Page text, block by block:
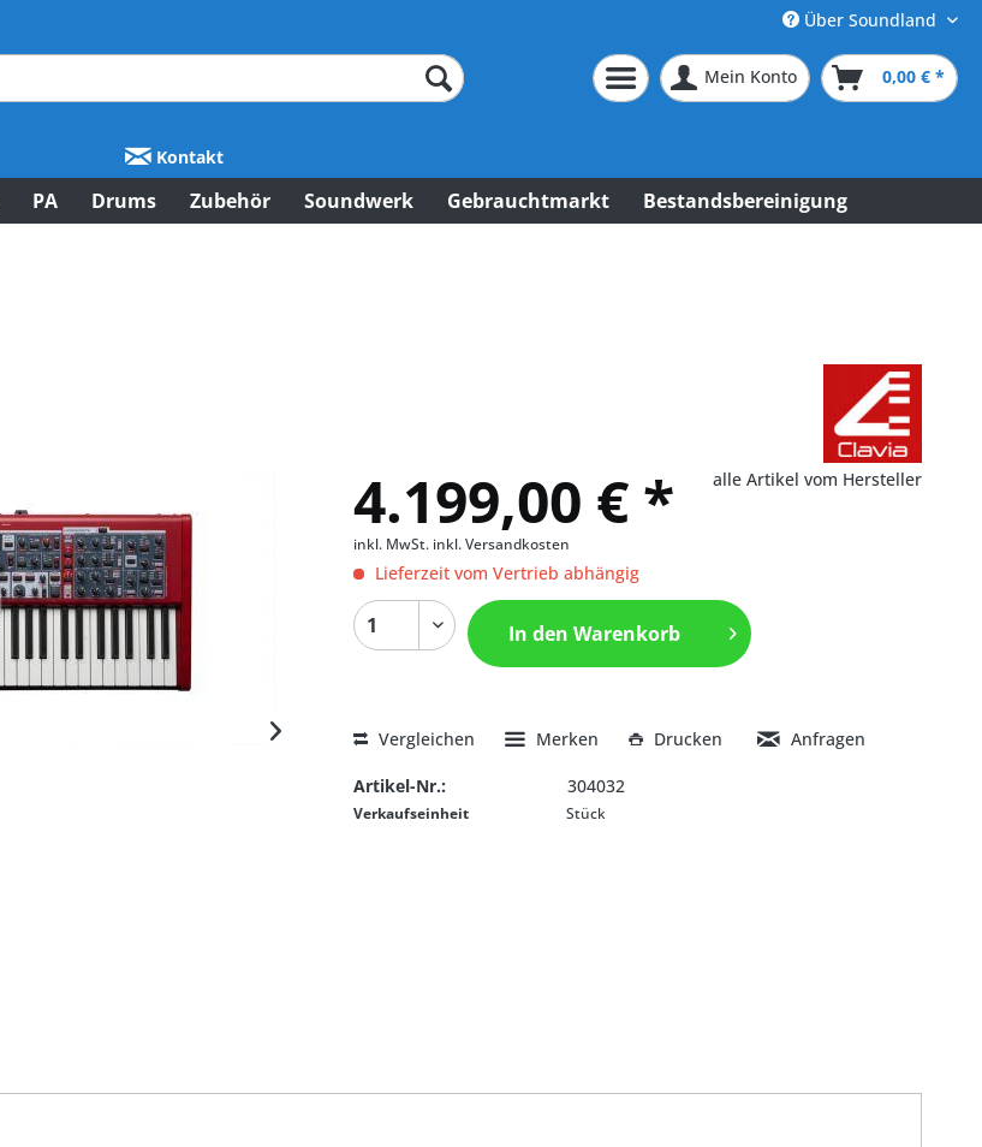
Über Soundland
Mein Konto 0,00 € *
Kontakt
PA Drums Zubehör Soundwerk Gebrauchtmarkt Bestandsbereinigung
alle Artikel vom Hersteller
4.199,00 € *
inkl. MwSt. inkl. Versandkosten
Lieferzeit vom Vertrieb abhängig
In den Warenkorb
Vergleichen Merken Drucken Anfragen
Artikel-Nr.: 304032
Verkaufseinheit Stück